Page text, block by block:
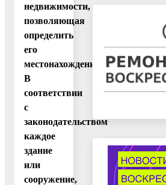
недвижимости,
позволяющая
определить
его
местонахождение.
В
соответствии
с
законодательством
каждое
здание
или
сооружение,